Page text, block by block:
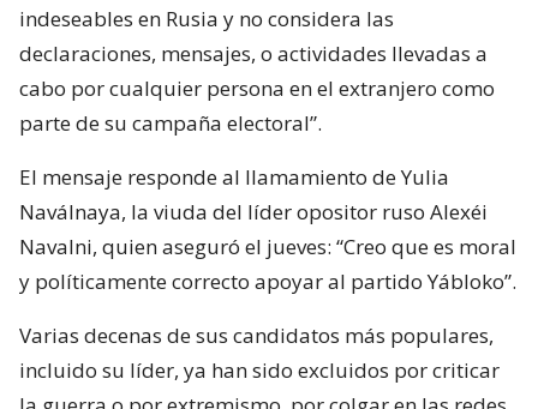
indeseables en Rusia y no considera las
declaraciones, mensajes, o actividades llevadas a
cabo por cualquier persona en el extranjero como
parte de su campaña electoral”.
El mensaje responde al llamamiento de Yulia
Naválnaya, la viuda del líder opositor ruso Alexéi
Navalni, quien aseguró el jueves: “Creo que es moral
y políticamente correcto apoyar al partido Yábloko”.
Varias decenas de sus candidatos más populares,
incluido su líder, ya han sido excluidos por criticar